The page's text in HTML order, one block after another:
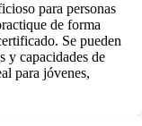
para personas
de forma
Se pueden
y capacidades de
para jóvenes,